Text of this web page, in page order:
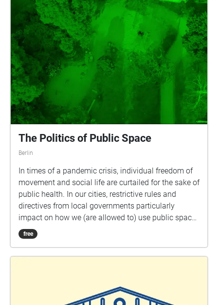
The Politics of Public Space
Berlin
In times of a pandemic crisis, individual freedom of
movement and social life are curtailed for the sake of
public health. In our cities, restrictive rules and
directives from local governments particularly
impact on how we (are allowed to) use public space.
With every new directive we need to re-adjust, re-
align and re-configure our way in which we navigate
city, in this associative acoustic city walk our
participants are exposed to a range of different
free